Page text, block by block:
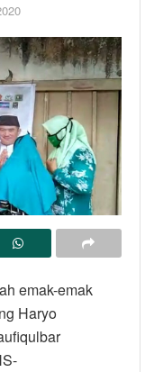
emak-emak
Haryo